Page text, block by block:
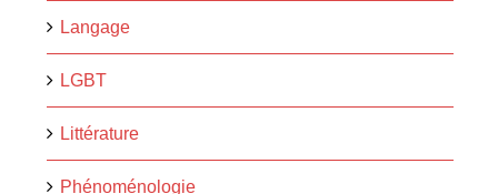
Langage
LGBT
Littérature
Phénoménologie